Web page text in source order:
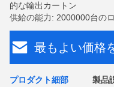
的な輸出カートン
供給の能力: 2000000台の
最もよい価格
プロダクト細部 製品